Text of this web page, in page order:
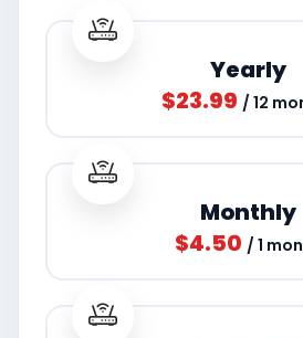
Yearly
$23.99 / 12
Monthly
$4.50 / 1